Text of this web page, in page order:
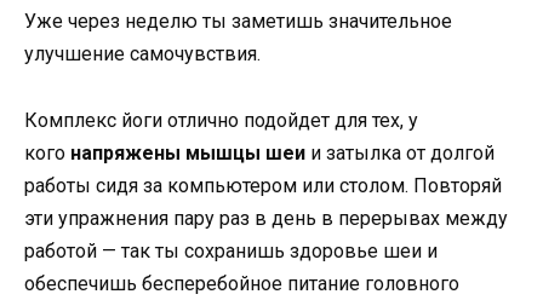
Уже через неделю ты заметишь значительное
улучшение самочувствия.
Комплекс йоги отлично подойдет для тех, у
кого напряжены мышцы шеи и затылка от долгой
работы сидя за компьютером или столом. Повторяй
эти упражнения пару раз в день в перерывах между
работой — так ты сохранишь здоровье шеи и
обеспечишь бесперебойное питание головного